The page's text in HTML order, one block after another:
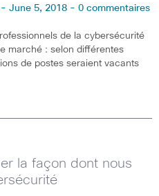
June 5, 2018 - 0 commentaires
de la cybersécurité
marché : selon différentes
de postes seraient vacants
la façon dont nous